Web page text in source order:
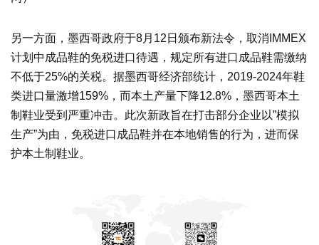
另一方面，墨西哥政府于8月12日颁布新法令，取消IMMEX
计划中成品鞋的免税进口待遇，规定所有进口成品鞋需缴纳
不低于25%的关税。据墨西哥经济部统计，2019-2024年鞋
类进口量激增159%，而本土产量下降12.8%，墨西哥本土
制鞋业受到严重冲击。此次新政旨在打击部分企业以”模拟
生产”为由，免税进口成品鞋并在本地销售的行为，进而保
护本土制鞋业。